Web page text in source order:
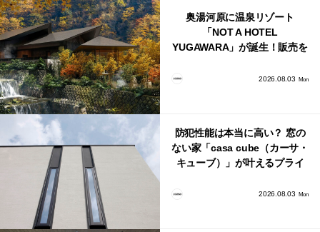
奥湯河原に温泉リゾート
「NOT A HOTEL
YUGAWARA」が誕生！販売を
2026.08.03 Mon
防犯性能は本当に高い？ 窓の
ない家「casa cube（カーサ・
キューブ）」が叶えるプライ
2026.08.03 Mon